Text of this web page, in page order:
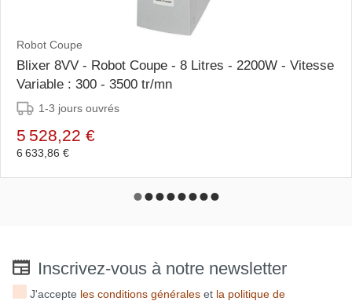
Robot Coupe
Blixer 8VV - Robot Coupe - 8 Litres - 2200W - Vitesse
Variable : 300 - 3500 tr/mn
1-3 jours ouvrés
5 528,22 €
6 633,86 €
Inscrivez-vous à notre newsletter
J'accepte les conditions générales et la politique de